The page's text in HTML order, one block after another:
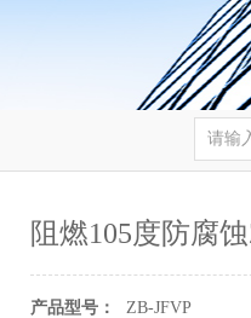
阻燃105度防腐
产品型号：
ZB-JFVP